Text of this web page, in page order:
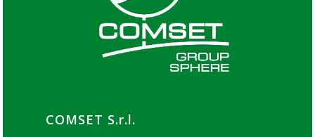
COMSET S.r.l.